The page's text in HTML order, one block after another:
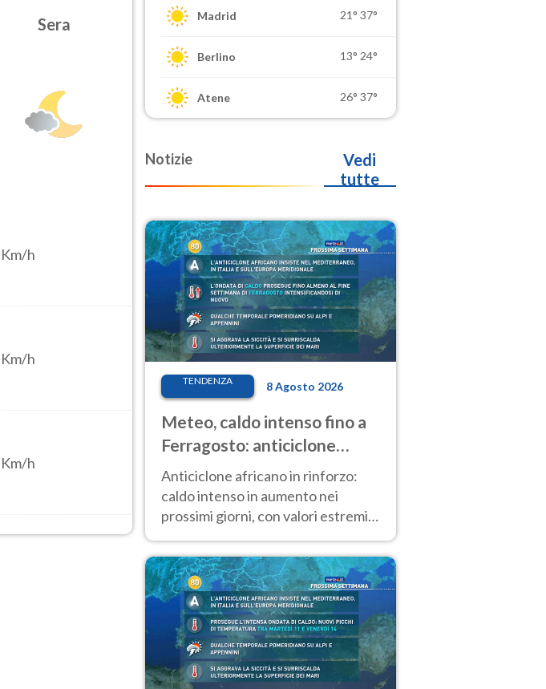
Sera
Km/h
Km/h
Km/h
Madrid 21° 37°
Berlino 13° 24°
Atene 26° 37°
Notizie
Vedi
tutte
TENDENZA 8 Agosto 2026
Meteo, caldo intenso fino a
Ferragosto: anticiclone
africano ancora
protagonista
Anticiclone africano in rinforzo:
caldo intenso in aumento nei
prossimi giorni, con valori estremi
d’Italia.